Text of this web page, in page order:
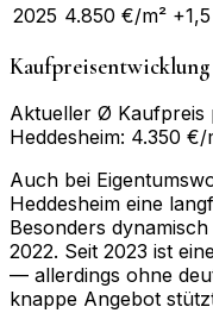
2025 4.850 €/m²
Kaufpreisentwicklung
Aktueller Ø Kaufpreis
Heddesheim: 4.350 €/
Auch bei
Heddesheim eine
Besonders
2022. Seit 2023 ist
— allerdings ohne
knappe Angebot